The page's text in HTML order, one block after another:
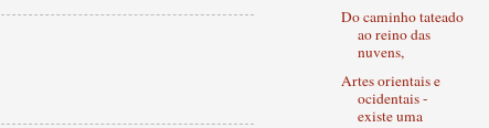
Do caminho tateado
ao reino das
nuvens,
Artes orientais e
ocidentais -
existe uma